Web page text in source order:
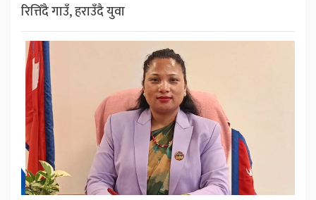
रित्तिँदै गाउँ, हराउँदै युवा